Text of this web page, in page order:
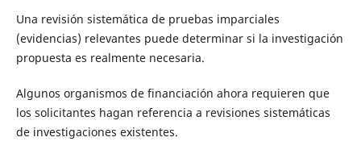
Una revisión sistemática de pruebas imparciales
(evidencias) relevantes puede determinar si la investigación
propuesta es realmente necesaria.
Algunos organismos de financiación ahora requieren que
los solicitantes hagan referencia a revisiones sistemáticas
de investigaciones existentes.